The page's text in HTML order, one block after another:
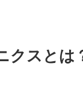
クスとは